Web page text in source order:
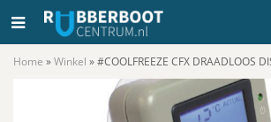
Home »Winkel »#COOLFREEZE CFX DRAADLOOS